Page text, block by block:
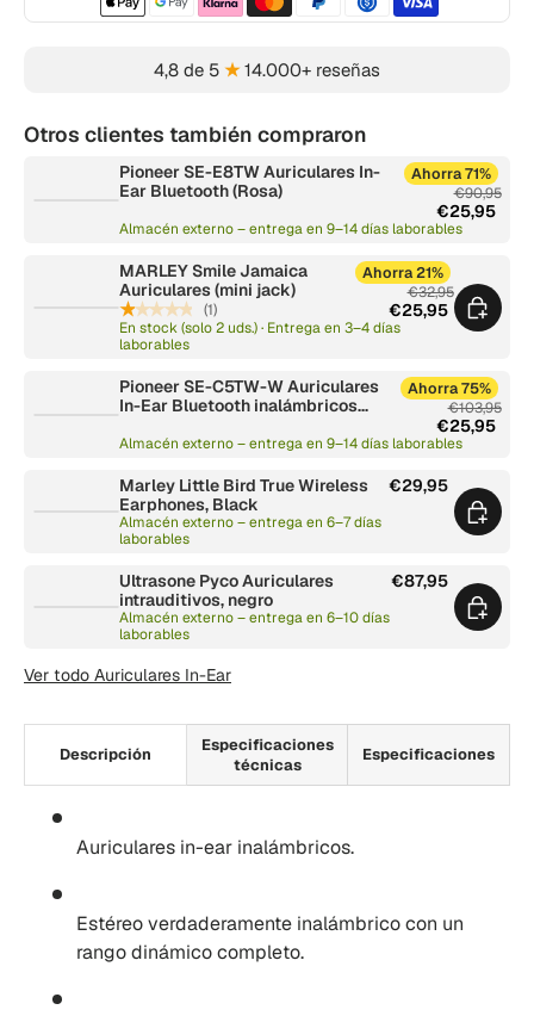
4,8 de 5 ★14.000+ reseñas
Otros clientes también compraron
Pioneer SE-E8TW Auriculares In-
Ear Bluetooth (Rosa)
Ahorra 71%
€90,95
€25,95
Almacén externo – entrega en 9–14 días laborables
MARLEY Smile Jamaica
Auriculares (mini jack)
★★★★★ (1)
Ahorra 21%
€32,95
€25,95
En stock (solo 2 uds.) · Entrega en 3–4 días
laborables
Pioneer SE-C5TW-W Auriculares
In-Ear Bluetooth inalámbricos
Ahorra 75%
€103,95
€25,95
Almacén externo – entrega en 9–14 días laborables
Marley Little Bird True Wireless
Earphones, Black
€29,95
Almacén externo – entrega en 6–7 días
laborables
Ultrasone Pyco Auriculares
intrauditivos, negro
€87,95
Almacén externo – entrega en 6–10 días
laborables
Ver todo Auriculares In-Ear
Descripción
Especificaciones
técnicas
Especificaciones
Auriculares in-ear inalámbricos.
Estéreo verdaderamente inalámbrico con un
rango dinámico completo.